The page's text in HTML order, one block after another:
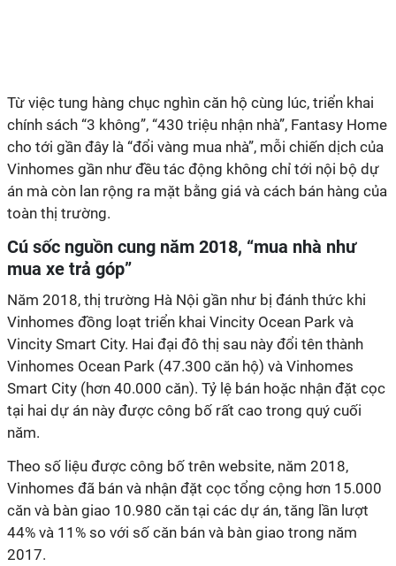
Từ việc tung hàng chục nghìn căn hộ cùng lúc, triển khai
chính sách “3 không”, “430 triệu nhận nhà”, Fantasy Home
cho tới gần đây là “đổi vàng mua nhà”, mỗi chiến dịch của
Vinhomes gần như đều tác động không chỉ tới nội bộ dự
án mà còn lan rộng ra mặt bằng giá và cách bán hàng của
toàn thị trường.
Cú sốc nguồn cung năm 2018, “mua nhà như
mua xe trả góp”
Năm 2018, thị trường Hà Nội gần như bị đánh thức khi
Vinhomes đồng loạt triển khai Vincity Ocean Park và
Vincity Smart City. Hai đại đô thị sau này đổi tên thành
Vinhomes Ocean Park (47.300 căn hộ) và Vinhomes
Smart City (hơn 40.000 căn). Tỷ lệ bán hoặc nhận đặt cọc
tại hai dự án này được công bố rất cao trong quý cuối
năm.
Theo số liệu được công bố trên website, năm 2018,
Vinhomes đã bán và nhận đặt cọc tổng cộng hơn 15.000
căn và bàn giao 10.980 căn tại các dự án, tăng lần lượt
44% và 11% so với số căn bán và bàn giao trong năm
2017.